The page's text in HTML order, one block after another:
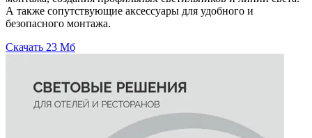
А также сопутствующие аксессуары для удобного и
безопасного монтажа.
Скачать 23 Мб